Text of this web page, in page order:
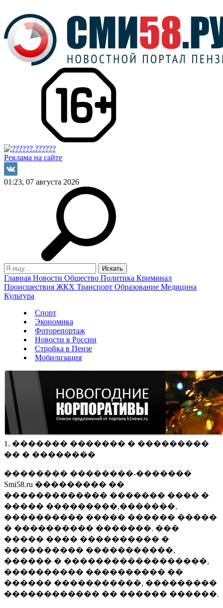
Реклама на сайте
01:23, 07 августа 2026
Главная Новости Общество Политика Криминал
Происшествия ЖКХ Транспорт Образование Медицина
Культура
Спорт
Экономика
Фоторепортаж
Новости в России
Стройка в Пензе
Мобилизация
1. ������� ������� � ���������
�� � ��������
�������� ��������-�������
Smi58.ru ��������� ��
������������� ������� ���� �
����� ���������,�������,
���������� ����� ������ �����
� ���������� �������. ���
����� ���� ���������� �
���������� �����������,
������ � ������������������,
���������� ���������� ��
������ �����������, ���������
������������ �� ������ ������.